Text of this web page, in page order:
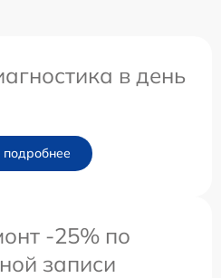
в день
подробнее
-25% по
записи